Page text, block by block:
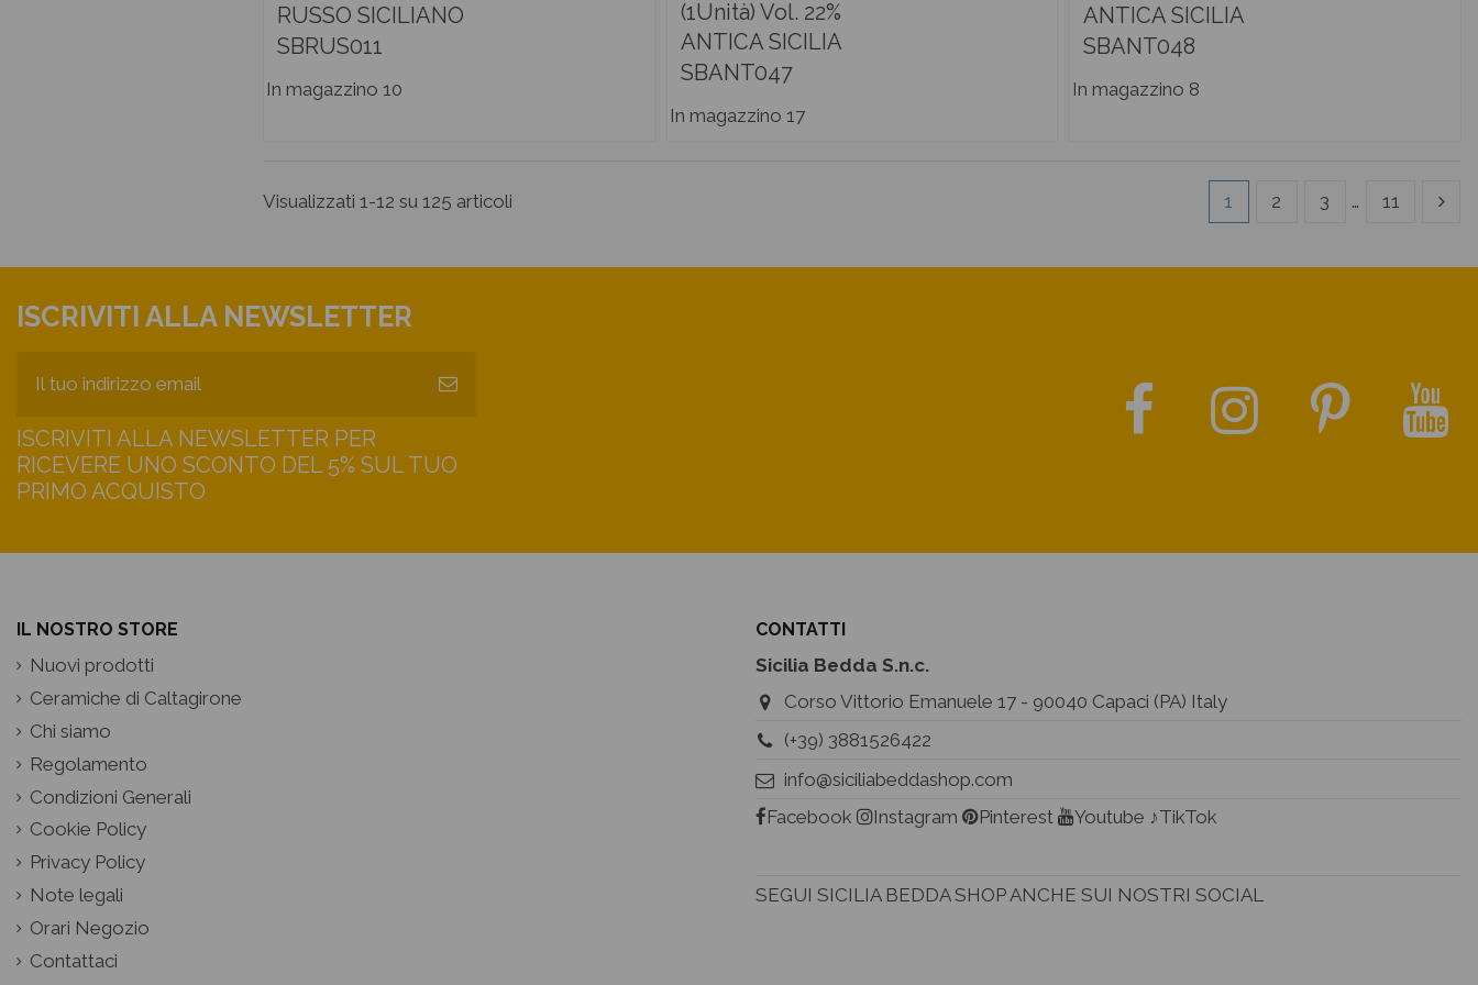
RUSSO SICILIANO
SBRUS011
In magazzino 10
(1Unità) Vol. 22%
ANTICA SICILIA
SBANT047
In magazzino 17
ANTICA SICILIA
SBANT048
In magazzino 8
Visualizzati 1-12 su 125 articoli 1 2 3 … 11
ISCRIVITI ALLA NEWSLETTER
ISCRIVITI ALLA NEWSLETTER PER
RICEVERE UNO SCONTO DEL 5% SUL TUO
PRIMO ACQUISTO
IL NOSTRO STORE
Nuovi prodotti
Ceramiche di Caltagirone
Chi siamo
Regolamento
Condizioni Generali
Cookie Policy
Privacy Policy
Note legali
Orari Negozio
Contattaci
CONTATTI
Sicilia Bedda S.n.c.
Corso Vittorio Emanuele 17 - 90040 Capaci (PA) Italy
(+39) 3881526422
info@siciliabeddashop.com
Facebook
Instagram Pinterest Youtube ♪TikTok
SEGUI SICILIA BEDDA SHOP ANCHE SUI NOSTRI SOCIAL